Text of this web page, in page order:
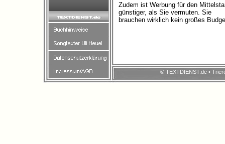
Zudem ist Werbung für den
günstiger, als Sie vermuten. Sie
brauchen wirklich kein großes
© TEXTDIENST.de •